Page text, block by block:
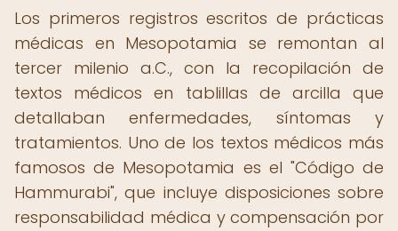
Los primeros registros escritos de prácticas
médicas en Mesopotamia se remontan al
tercer milenio a.C., con la recopilación de
textos médicos en tablillas de arcilla que
detallaban enfermedades, síntomas y
tratamientos. Uno de los textos médicos más
famosos de Mesopotamia es el "Código de
Hammurabi", que incluye disposiciones sobre
responsabilidad médica y compensación por